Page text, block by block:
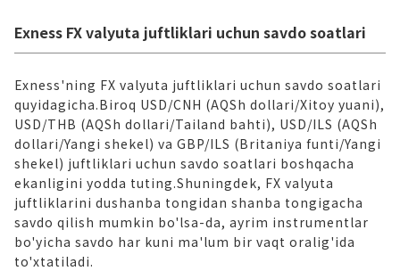
Exness FX valyuta juftliklari uchun savdo soatlari
Exness'ning FX valyuta juftliklari uchun savdo soatlari
quyidagicha.Biroq USD/CNH (AQSh dollari/Xitoy yuani),
USD/THB (AQSh dollari/Tailand bahti), USD/ILS (AQSh
dollari/Yangi shekel) va GBP/ILS (Britaniya funti/Yangi
shekel) juftliklari uchun savdo soatlari boshqacha
ekanligini yodda tuting.Shuningdek, FX valyuta
juftliklarini dushanba tongidan shanba tongigacha
savdo qilish mumkin bo'lsa-da, ayrim instrumentlar
bo'yicha savdo har kuni ma'lum bir vaqt oralig'ida
to'xtatiladi.